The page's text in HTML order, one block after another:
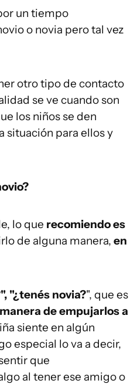
un tiempo
o novia pero tal vez
otro tipo de contacto
se ve cuando son
los niños se den
situación para ellos y
lo que recomiendo es
de alguna manera, en
"¿tenés novia?", que es
de empujarlos a
siente en algún
especial lo va a decir,
que
al tener ese amigo o